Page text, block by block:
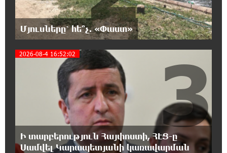
զարգացումների, Գյուղացիներին
վերաբերող առաջնային հարցերի մասին՝
գյուղտեխնիկայից մինչև անվճար երթուղի. Անդրանիկ
Գևորգյան
18:25:05 7-08-2026
Թուրքական ապրանքանիշը դադարեցնում է
գործունեությունը Ռուսաստանում
18:08:44 7-08-2026
Դանակահարություն՝ Մասիսի
գազալցակայաններից մեկի մոտ.
կասկածյալը ձերբակալվել է
Մյուսները՝ հե՞չ. «Փաստ»
2026-08-4 16:52:02
Ի տարբերություն Հայփոստի, ՀԷՑ-ը
Սամվել Կարապետյանի կառավարման
3